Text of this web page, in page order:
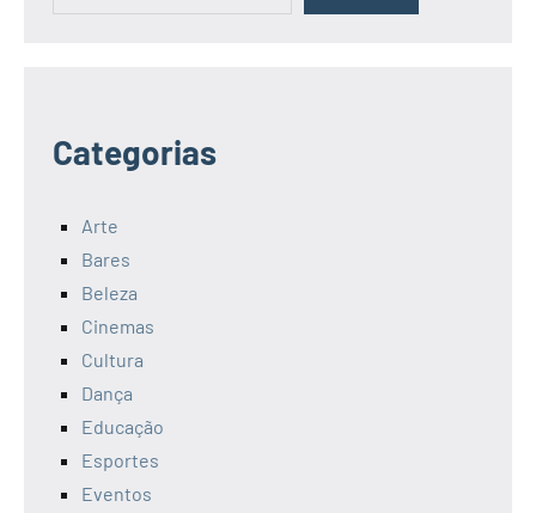
Categorias
Arte
Bares
Beleza
Cinemas
Cultura
Dança
Educação
Esportes
Eventos